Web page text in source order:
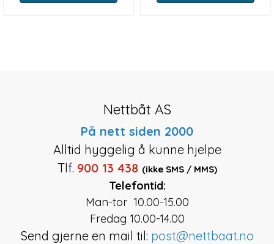
Nettbåt AS
På nett siden 2000
Alltid hyggelig å kunne hjelpe
Tlf. 900 13 438 (ikke SMS / MMS)
Telefontid:
Man-tor 10.00-15.00
Fredag 10.00-14.00
Send gjerne en mail til: post@nettbaat.no